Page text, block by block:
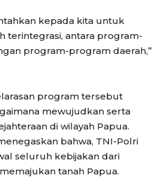
kepada kita untuk
terintegrasi, antara program-
program-program daerah,”
program tersebut
mewujudkan serta
di wilayah Papua.
bahwa, TNI-Polri
seluruh kebijakan dari
tanah Papua.